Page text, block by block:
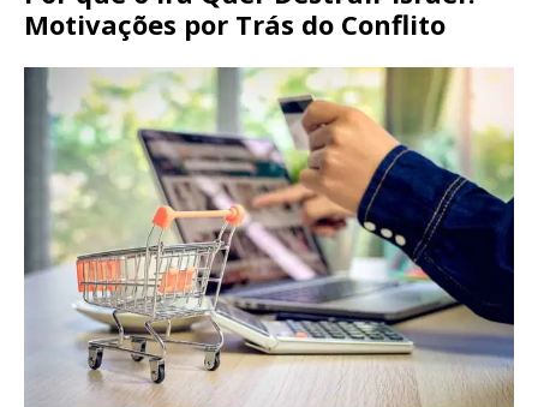
Motivações por Trás do Conflito